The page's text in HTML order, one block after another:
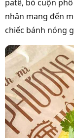
patê, bò cuộn
nhân mang đến
chiếc bánh nóng